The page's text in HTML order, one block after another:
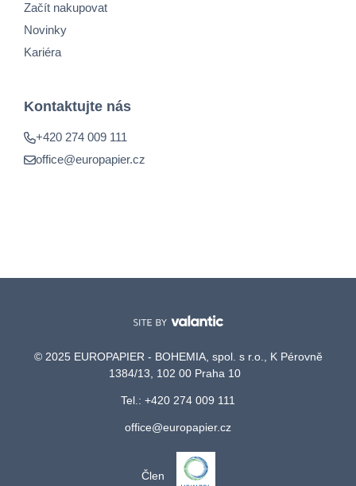
Začít nakupovat
Novinky
Kariéra
Kontaktujte nás
+420 274 009 111
office@europapier.cz
© 2025 EUROPAPIER - BOHEMIA, spol. s r.o., K Pérovně
1384/13, 102 00 Praha 10
Tel.: +420 274 009 111
office@europapier.cz
Člen